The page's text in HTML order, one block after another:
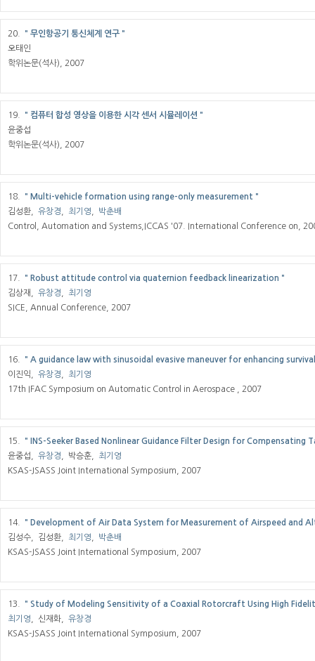
20.
＂무인항공기 통신체계 연구＂
오태인
학위논문(석사), 2007
19.
＂컴퓨터 합성 영상을 이용한 시각 센서 시뮬레이션＂
윤중섭
학위논문(석사), 2007
18.
＂Multi-vehicle formation using range-only measurement＂
김성환, 유창경 최기영
박춘배
Control, Automation and Systems,ICCAS '07. International Conference on,
17.
＂Robust attitude control via quaternion feedback linearization＂
김상재, 유창경
최기영
SICE, Annual Conference, 2007
16.
＂A guidance law with sinusoidal evasive maneuver for enhancing
이진익, 유창경
최기영
17th IFAC Symposium on Automatic Control in Aerospace , 2007
15.
＂INS-Seeker Based Nonlinear Guidance Filter Design for Compensating
윤중섭, 유창경 , 박승훈, 최기영
KSAS-JSASS Joint International Symposium, 2007
14.
＂Development of Air Data System for Measurement of Airspeed and
김성수, 김성환, 최기영
박춘배
KSAS-JSASS Joint International Symposium, 2007
13.
＂Study of Modeling Sensitivity of a Coaxial Rotorcraft Using High
최기영 , 신재화, 유창경
KSAS-JSASS Joint International Symposium, 2007